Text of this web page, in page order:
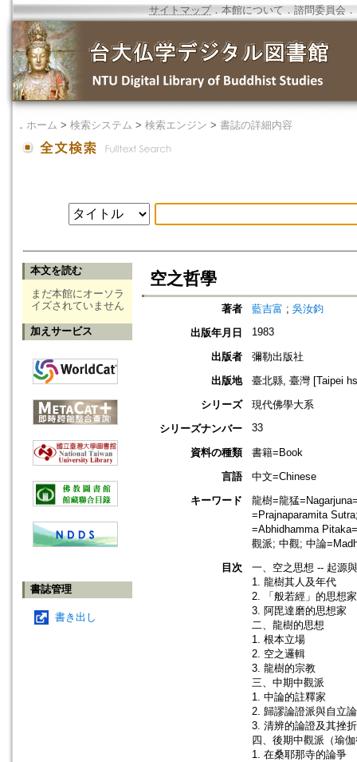
サイトマップ．本館について ． 諮問委員会 ．
． ホーム > 検索システム > 検索エンジン > 書誌の詳細内容
本文を読む
まだ本館にオーソラ
イズされていません
加えサービス
書誌管理
書き出し
空之哲學
著者 藍吉富 ; 吳汝鈞
出版年月日
1983
出版者
彌勒出版社
出版地
臺北縣, 臺灣 [Taipei
シリーズ
現代佛學大系
シリーズナンバー
33
資料の種類
書籍=Book
言語
中文=Chinese
キーワード
龍樹=龍猛
=Prajnaparamita
=Abhidhamma
觀派; 中觀; 中論
目次
一、空之思想 -- 起源
1. 龍樹其人及年代
2. 「般若經」的思想家
3. 阿毘達磨的思想家
二、龍樹的思想
1. 根本立場
2. 空之邏輯
3. 龍樹的宗教
三、中期中觀派
1. 中論的註釋家
2. 歸謬論證派與自立
3. 清辨的論證及其挫折
四、後期中觀派（瑜
1. 在桑耶那寺的論爭